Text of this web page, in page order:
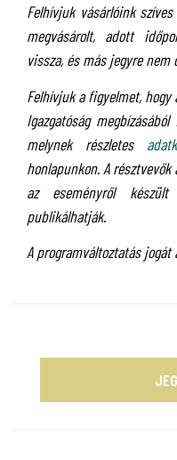
Felhívjuk vásárlóink
megvásárolt, adott
vissza, és más jegyre nem
Felhívjuk a figyelmet, hogy
Igazgatóság
melynek részletes
honlapunkon. A
az eseményről
publikálhatják.
A programváltoztatás jogát